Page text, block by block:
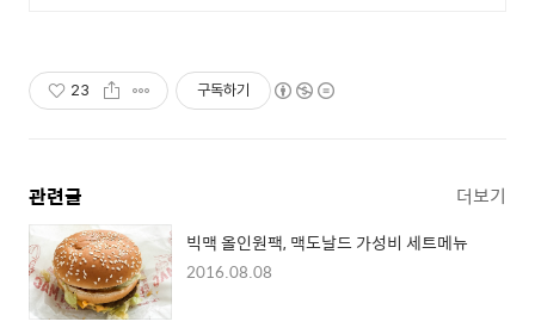
23 구독하기
관련글 더보기
빅맥 올인원팩, 맥도날드 가성비 세트메뉴
2016.08.08